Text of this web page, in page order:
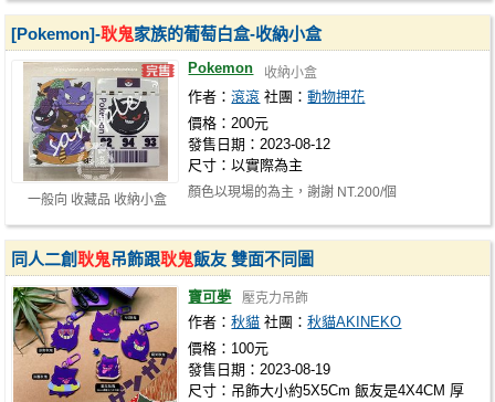
一般向 收藏品 收納小盒
[Pokemon]-耿鬼家族的葡萄白盒-收納小盒
Pokemon 收納小盒
作者：滾滾 社團：動物押花
價格：200元
發售日期：2023-08-12
尺寸：以實際為主
顏色以現場的為主，謝謝 NT.200/個
同人二創耿鬼吊飾跟耿鬼飯友 雙面不同圖
寶可夢 壓克力吊飾
作者：秋貓 社團：秋貓AKINEKO
價格：100元
發售日期：2023-08-19
尺寸：吊飾大小約5X5Cm 飯友是4X4CM 厚